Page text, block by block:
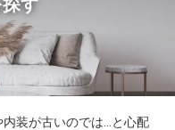
す
装が古いのでは…と心配